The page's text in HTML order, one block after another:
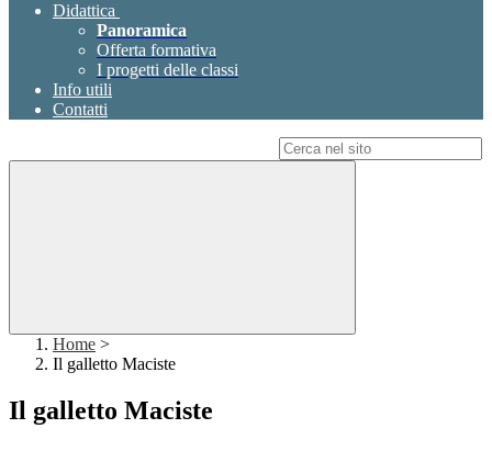
Didattica
Panoramica
Offerta formativa
I progetti delle classi
Info utili
Contatti
Home >
Il galletto Maciste
Il galletto Maciste